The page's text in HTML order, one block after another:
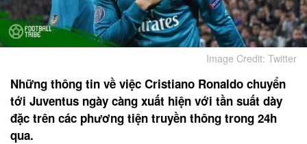
Image Credit: Twitter
Những thông tin về việc Cristiano Ronaldo chuyển
tới Juventus ngày càng xuất hiện với tần suất dày
đặc trên các phương tiện truyền thông trong 24h
qua.